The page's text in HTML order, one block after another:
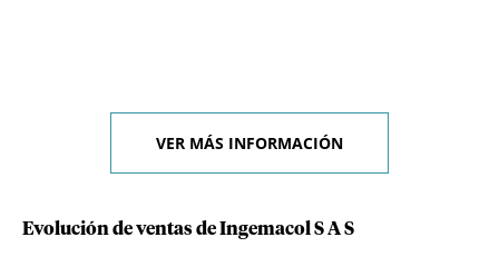
VER MÁS INFORMACIÓN
Evolución de ventas de Ingemacol S A S